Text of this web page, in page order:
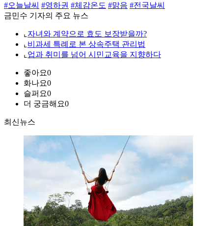
#오늘날씨 #영하권 #체감온도 #맑음 #전국날씨
금민수 기자의 주요 뉴스
⌞ 자녀와 계약으로 효도 보장받을까?
⌞ 비과세 특례로 본 상속주택 관리법
⌞ 업과 취미를 넘어 시민교육을 지향하다
좋아요0
화나요0
슬퍼요0
더 궁금해요0
최신뉴스